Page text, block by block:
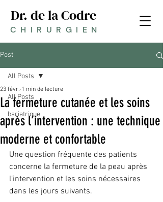
Dr. de la Codre
CHIRURGIEN
Post
All Posts
bariatrique
All Posts
La fermeture cutanée et les soins
après l’intervention : une technique
moderne et confortable
23 févr. 1 min de lecture
Une question fréquente des patients
concerne la fermeture de la peau après
l’intervention et les soins nécessaires
dans les jours suivants.